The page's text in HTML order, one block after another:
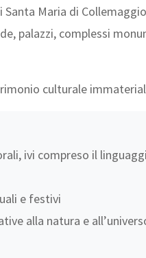
Santa Maria di
palazzi, complessi
culturale
ivi compreso il
e festivi
alla natura e